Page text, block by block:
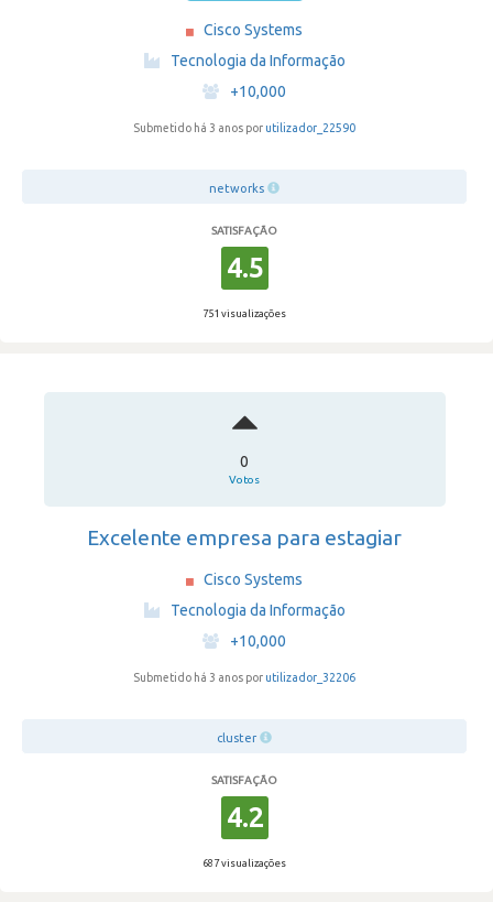
Cisco Systems
Tecnologia da Informação
·
+10,000
Submetido há 3 anos por utilizador_22590
networks
SATISFAÇÃO
4.5
751 visualizações
0
Votos
Excelente empresa para estagiar
Cisco Systems
Tecnologia da Informação
·
+10,000
Submetido há 3 anos por utilizador_32206
cluster
SATISFAÇÃO
4.2
687 visualizações